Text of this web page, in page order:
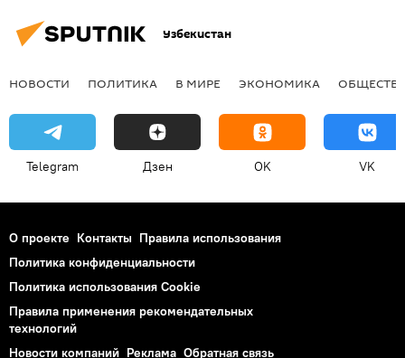
Узбекистан
НОВОСТИ ПОЛИТИКА В МИРЕ ЭКОНОМИКА
Telegram Дзен OK VK
О проекте Контакты Правила использования
Политика конфиденциальности
Политика использования Cookie
Правила применения рекомендательных
технологий
Новости компаний Реклама Обратная связь